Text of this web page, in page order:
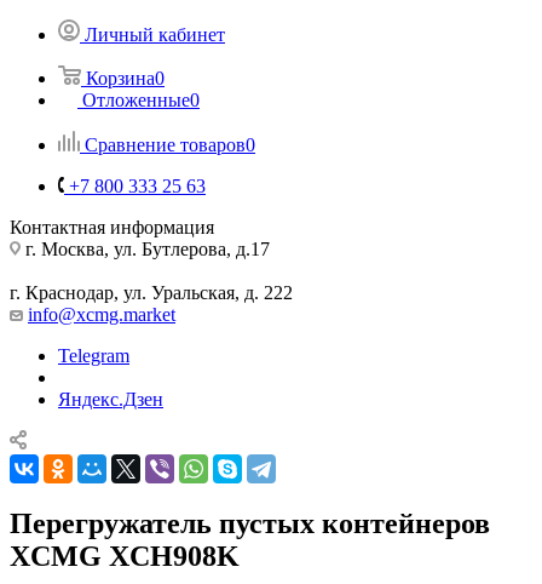
Личный кабинет
Корзина0
Отложенные0
Сравнение товаров0
+7 800 333 25 63
Контактная информация
г. Москва, ул. Бутлерова, д.17
г. Краснодар, ул. Уральская, д. 222
info@xcmg.market
Telegram
Яндекс.Дзен
Перегружатель пустых контейнеров
XCMG XCH908K